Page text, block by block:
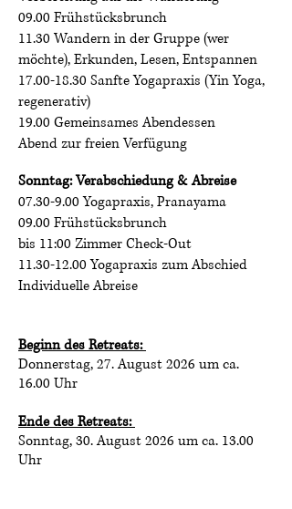
09.00 Frühstücksbrunch
11.30 Wandern in der Gruppe (wer
möchte), Erkunden, Lesen, Entspannen
17.00-18.30 Sanfte Yogapraxis (Yin Yoga,
regenerativ)
19.00 Gemeinsames Abendessen
Abend zur freien Verfügung
Sonntag: Verabschiedung & Abreise
07.30-9.00Yogapraxis, Pranayama
09.00 Frühstücksbrunch
bis 11:00 Zimmer Check-Out
11.30-12.00Yogapraxis zum Abschied
Individuelle Abreise
Beginn des Retreats:
Donnerstag, 27. August 2026 um ca.
16.00 Uhr
Ende des Retreats:
Sonntag, 30. August 2026 um ca. 13.00
Uhr